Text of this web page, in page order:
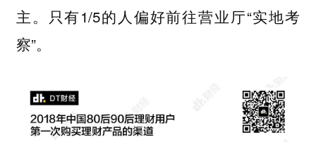
主。只有1/5的人偏好前往营业厅“实地考
察”。